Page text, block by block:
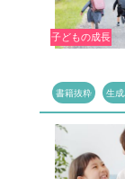
子どもの成長
書籍抜粋 生